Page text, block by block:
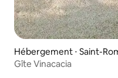
Hébergement ⋅ Saint-
Gîte Vinacacia